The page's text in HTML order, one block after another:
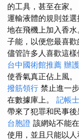
的工具，甚至在家。
運輸液體的規則並
地在飛機上加入香水
子能，以便您最喜
儘管許多人喜歡這樣
台中國術館推薦 辦
使香氣真正佔上風。
撥筋領行 禁止進一
在數據庫上。 記帳
帶來了犯罪和民事後
台胞證 該網站不能
使用，並且只能以